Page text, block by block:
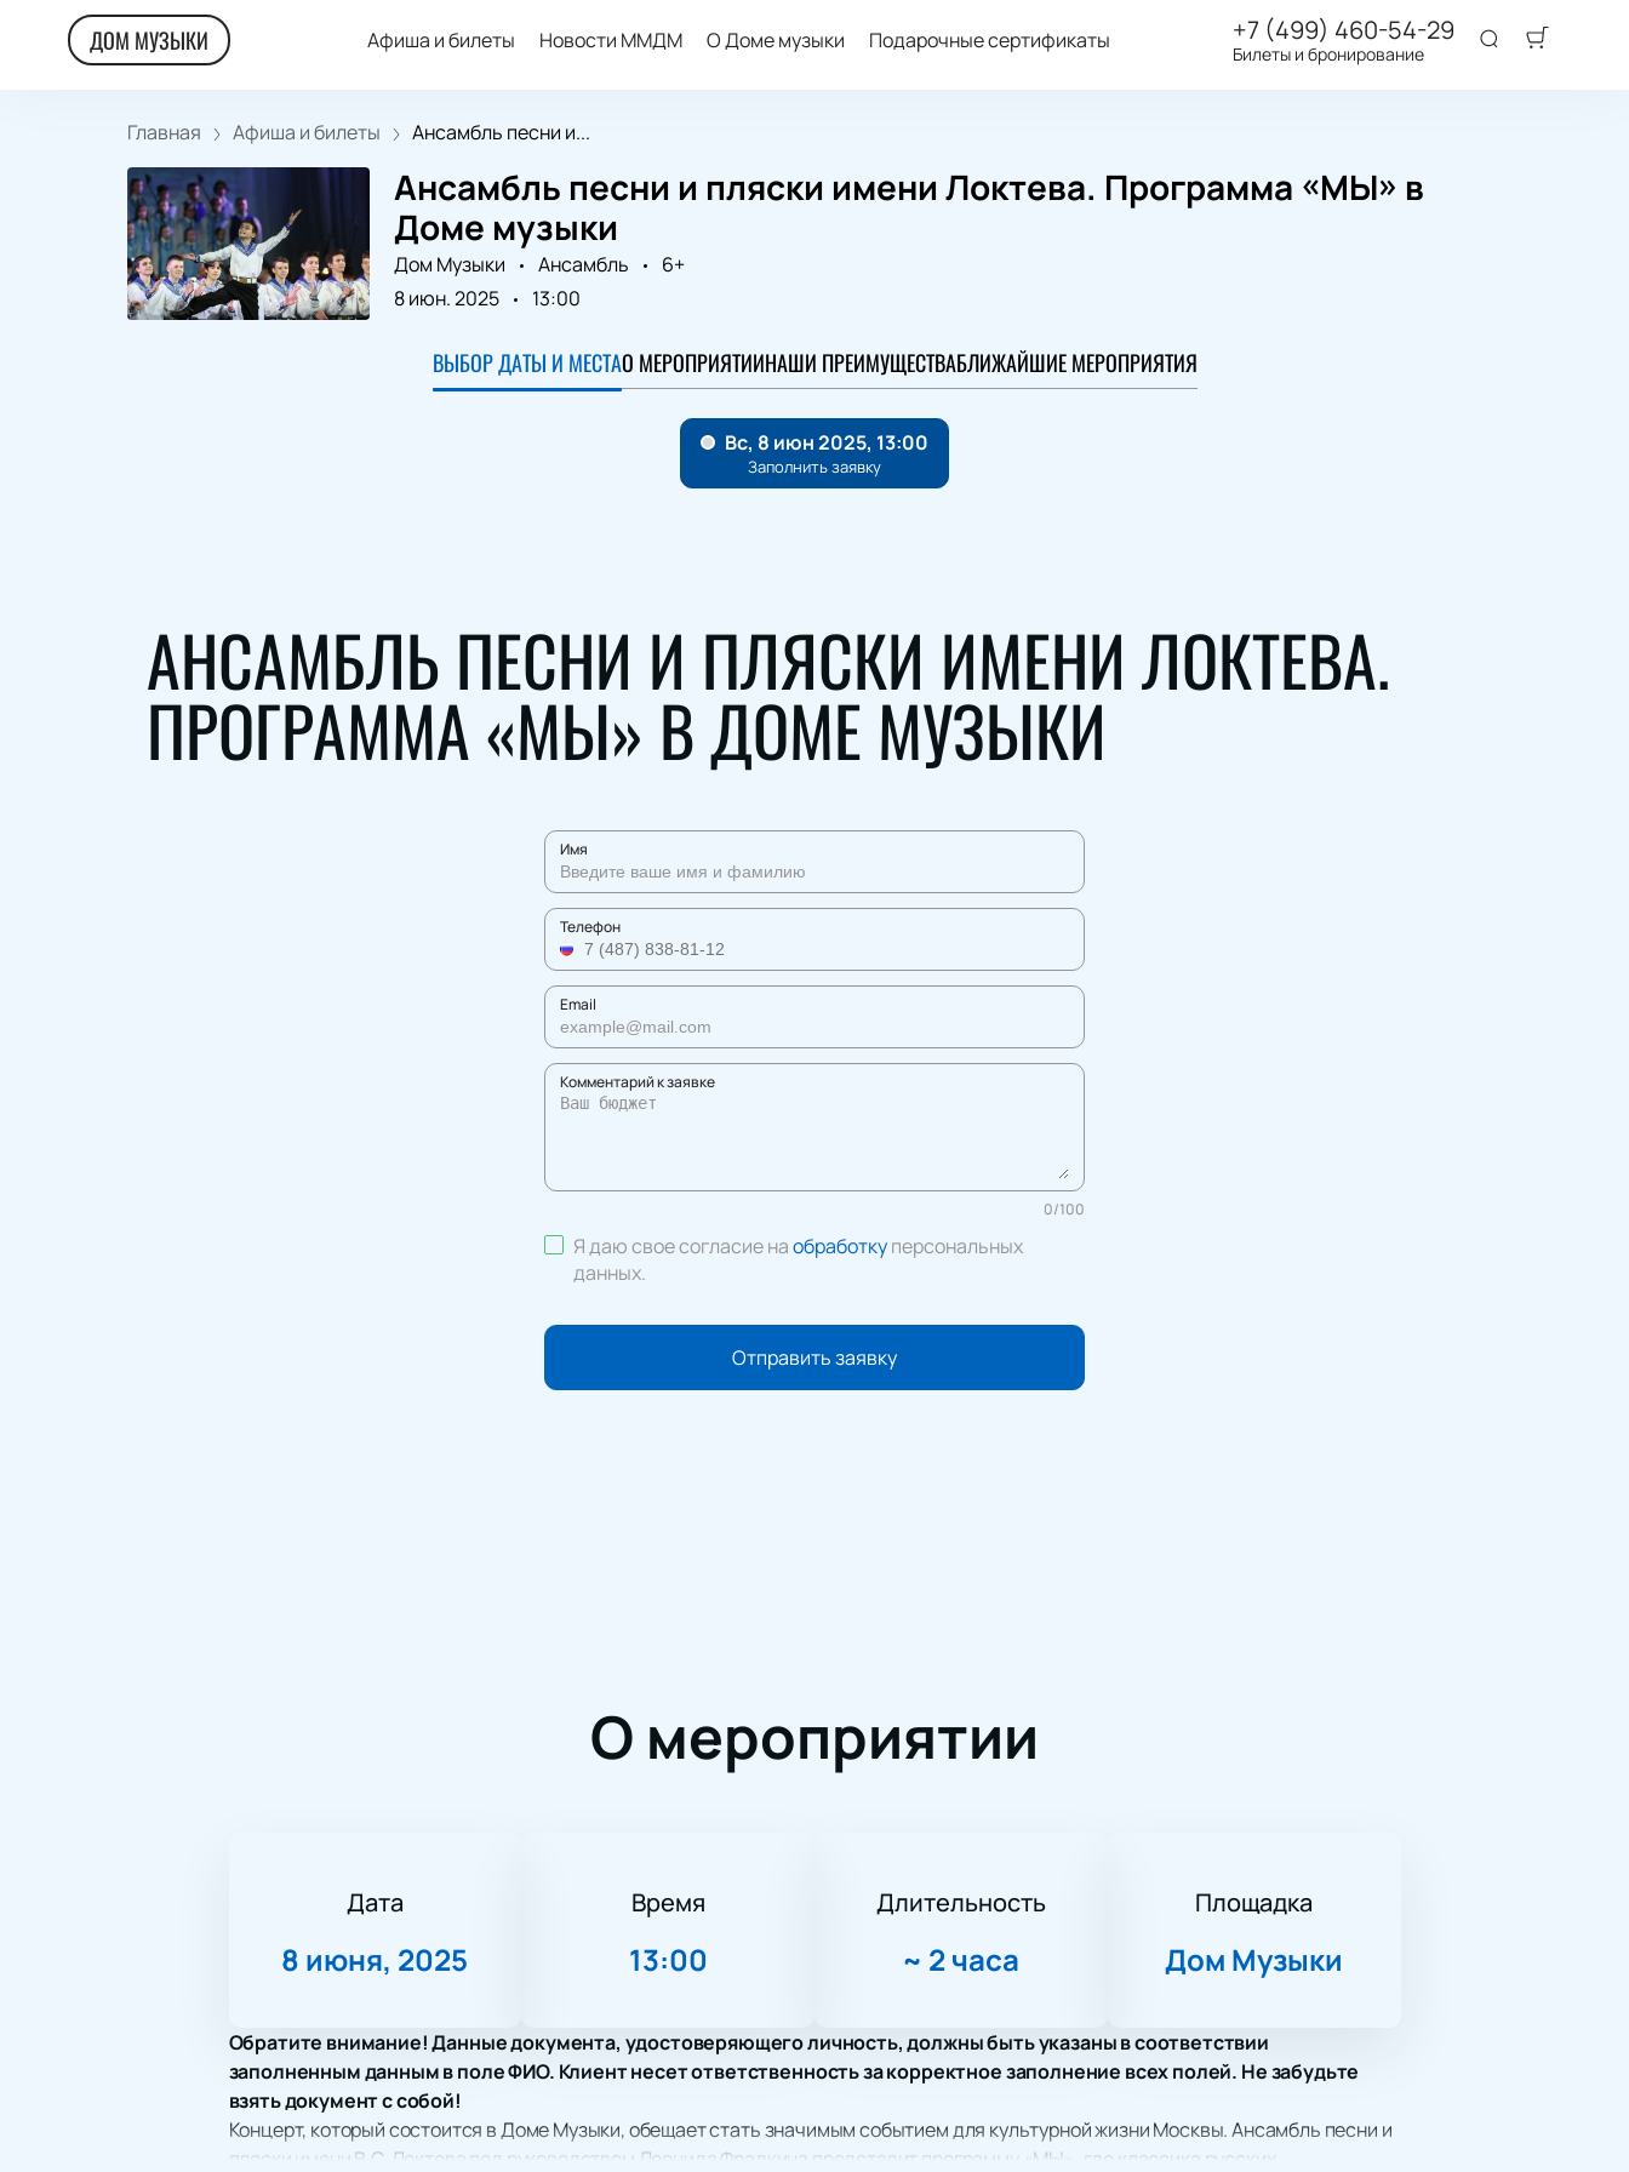
ДОМ МУЗЫКИ Афиша и билеты Новости ММДМ О Доме музыки Подарочные сертификаты +7 (499) 460-54-29
Билеты и бронирование
Главная Афиша и билеты Ансамбль песни и...
Ансамбль песни и пляски имени Локтева. Программа «МЫ» в
Доме музыки
Дом Музыки Ансамбль
6+
8 июн. 2025
13:00
ВЫБОР ДАТЫ И МЕСТАО МЕРОПРИЯТИИНАШИ ПРЕИМУЩЕСТВАБЛИЖАЙШИЕ МЕРОПРИЯТИЯ
АНСАМБЛЬ ПЕСНИ И ПЛЯСКИ ИМЕНИ ЛОКТЕВА.
ПРОГРАММА «МЫ» В ДОМЕ МУЗЫКИ
Имя
Телефон
Email
Комментарий к заявке
0/100
Я даю свое согласие наобработкуперсональных
данных.
Отправить заявку
О мероприятии
Дата
8 июня, 2025
Время
13:00
Длительность
~ 2 часа
Площадка
Дом Музыки
Обратите внимание! Данные документа, удостоверяющего личность, должны быть указаны в соответствии
заполненным данным в поле ФИО. Клиент несет ответственность за корректное заполнение всех полей. Не забудьте
взять документ с собой!
Концерт, который состоится в Доме Музыки, обещает стать значимым событием для культурной жизни Москвы. Ансамбль песни и
пляски имени В.С. Локтева под руководством Леонида Фрадкина представит программу «МЫ», где классика русских